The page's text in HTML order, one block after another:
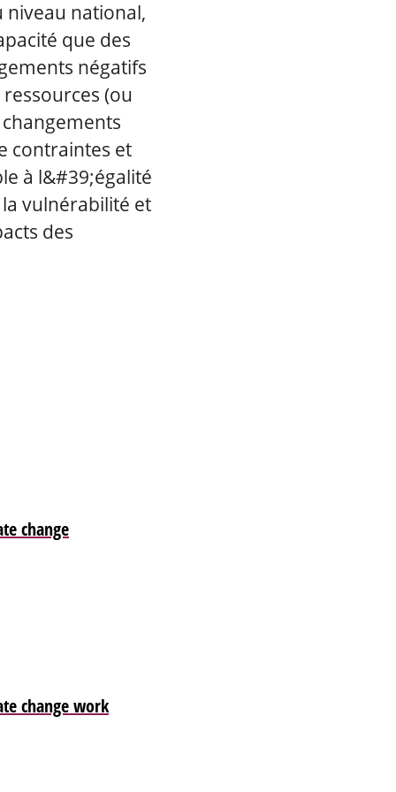
niveau national,
que des
négatifs
(ou
contraintes et
à l&#39;égalité
vulnérabilité et
des
change
change work